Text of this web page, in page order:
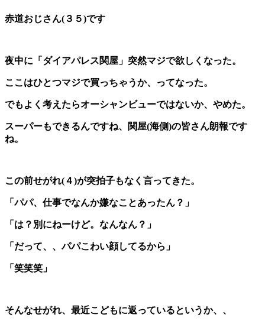
赤道おじさん(３５)です
夜中に「ダイアパレス関屋」突然マジで欲しくなった。
ここはひとつマジで買っちゃうか、ってなった。
でもよく考えたらオーシャンビューではないか、やめた。
スーパーもできるんですね、関屋(海側)の皆さん朗報です
ね。
この前せがれ(４)が突拍子もなく言ってきた。
「パパ、仕事でなんか嫌なことあったん？」
「は？別にねーけど。なんなん？」
「だって、、パパこわい顔してるから」
「笑笑笑」
そんなせがれ、最近こどもに返っているというか、、